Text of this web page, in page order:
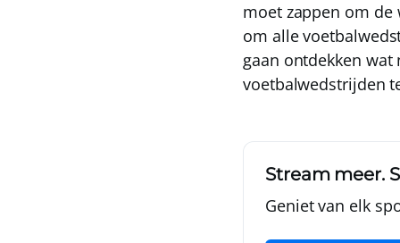
moet zappen om
om alle
gaan ontdekken
voetbalwedstrijden
Stream meer.
Geniet van elk